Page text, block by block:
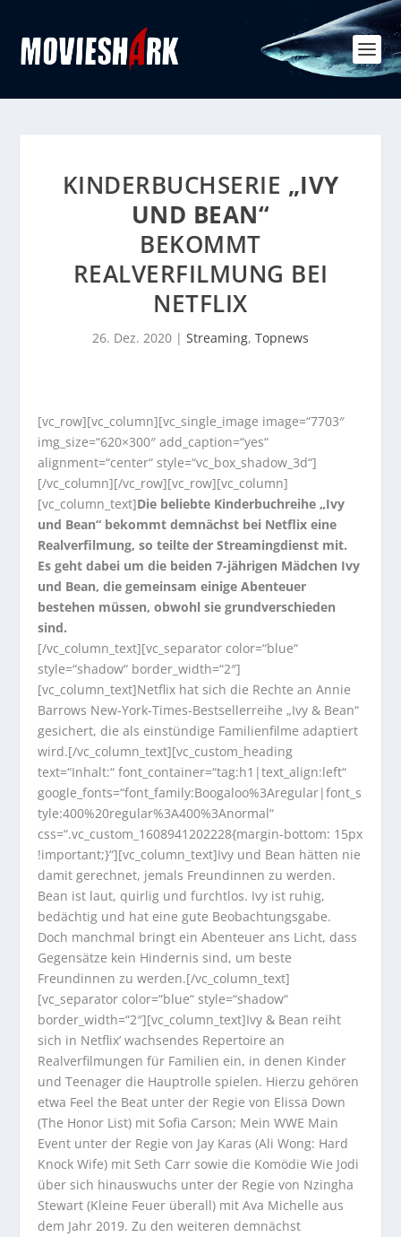
KINDERBUCHSERIE „IVY
UND BEAN“
BEKOMMT
REALVERFILMUNG BEI
NETFLIX
26. Dez. 2020 | Streaming, Topnews
[vc_row][vc_column][vc_single_image image=“7703″
img_size=“620×300″ add_caption=“yes“
alignment=“center“ style=“vc_box_shadow_3d“]
[/vc_column][/vc_row][vc_row][vc_column]
[vc_column_text]Die beliebte Kinderbuchreihe „Ivy
und Bean“ bekommt demnächst bei Netflix eine
Realverfilmung, so teilte der Streamingdienst mit.
Es geht dabei um die beiden 7-jährigen Mädchen Ivy
und Bean, die gemeinsam einige Abenteuer
bestehen müssen, obwohl sie grundverschieden
sind.
[/vc_column_text][vc_separator color=“blue“
style=“shadow“ border_width=“2″]
[vc_column_text]Netflix hat sich die Rechte an Annie
Barrows New-York-Times-Bestsellerreihe „Ivy & Bean“
gesichert, die als einstündige Familienfilme adaptiert
wird.[/vc_column_text][vc_custom_heading
text=“Inhalt:“ font_container=“tag:h1|text_align:left“
google_fonts=“font_family:Boogaloo%3Aregular|font_s
tyle:400%20regular%3A400%3Anormal“
css=“.vc_custom_1608941202228{margin-bottom: 15px
!important;}“][vc_column_text]Ivy und Bean hätten nie
damit gerechnet, jemals Freundinnen zu werden.
Bean ist laut, quirlig und furchtlos. Ivy ist ruhig,
bedächtig und hat eine gute Beobachtungsgabe.
Doch manchmal bringt ein Abenteuer ans Licht, dass
Gegensätze kein Hindernis sind, um beste
Freundinnen zu werden.[/vc_column_text]
[vc_separator color=“blue“ style=“shadow“
border_width=“2″][vc_column_text]Ivy & Bean reiht
sich in Netflix’ wachsendes Repertoire an
Realverfilmungen für Familien ein, in denen Kinder
und Teenager die Hauptrolle spielen. Hierzu gehören
etwa Feel the Beat unter der Regie von Elissa Down
(The Honor List) mit Sofia Carson; Mein WWE Main
Event unter der Regie von Jay Karas (Ali Wong: Hard
Knock Wife) mit Seth Carr sowie die Komödie Wie Jodi
über sich hinauswuchs unter der Regie von Nzingha
Stewart (Kleine Feuer überall) mit Ava Michelle aus
dem Jahr 2019. Zu den weiteren demnächst